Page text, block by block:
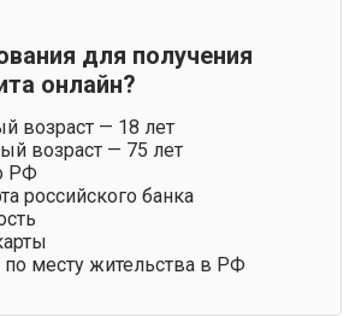
для получения
онлайн?
возраст — 18 лет
возраст — 75 лет
РФ
российского банка
по месту жительства в РФ